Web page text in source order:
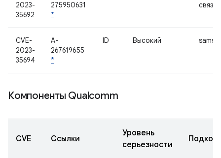
2023-
35692
275950631
*
связь
CVE-
2023-
35694
A-
267619655
*
ID Высокий
Компоненты Qualcomm
CVE Ссылки
Уровень
серьезности